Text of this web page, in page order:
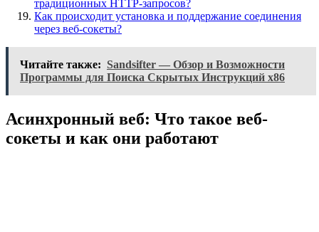
традиционных HTTP-запросов?
Как происходит установка и поддержание соединения
через веб-сокеты?
Читайте также: Sandsifter — Обзор и Возможности
Программы для Поиска Скрытых Инструкций x86
Асинхронный веб: Что такое веб-
сокеты и как они работают